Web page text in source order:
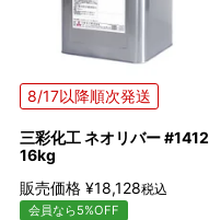
8/17以降順次発送
三彩化工 ネオリバー #1412
16kg
販売価格 ¥18,128税込
会員なら5%OFF